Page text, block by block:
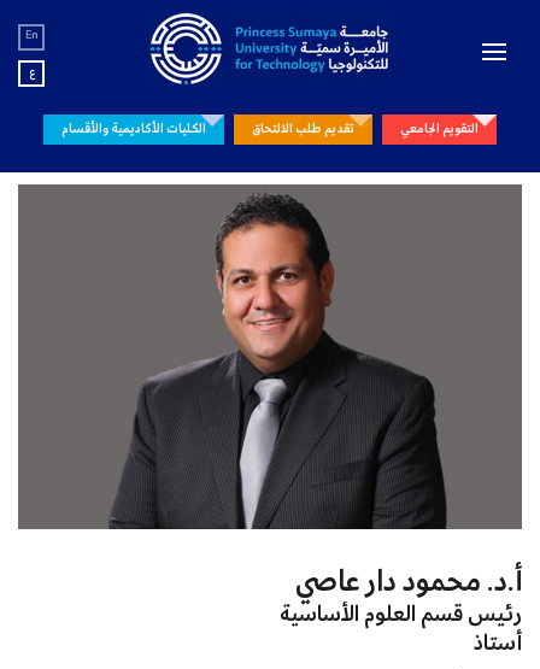
En
ع
التقويم الجامعي تقديم طلب الالتحاق الكليات الأكاديمية والأقسام
أ.د. محمود دار عاصي
رئيس قسم العلوم الأساسية
أستاذ